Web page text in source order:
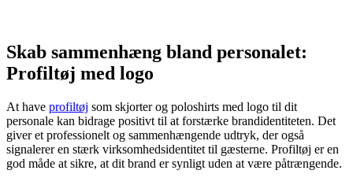
Skab sammenhæng bland personalet:
Profiltøj med logo
At have profiltøj som skjorter og poloshirts med logo til dit
personale kan bidrage positivt til at forstærke brandidentiteten. Det
giver et professionelt og sammenhængende udtryk, der også
signalerer en stærk virksomhedsidentitet til gæsterne. Profiltøj er en
god måde at sikre, at dit brand er synligt uden at være påtrængende.